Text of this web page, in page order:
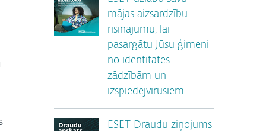
mājas aizsardzību
risinājumu, lai
pasargātu Jūsu ģimeni
no identitātes
zādzībām un
izspiedējvīrusiem
ESET Draudu ziņojums